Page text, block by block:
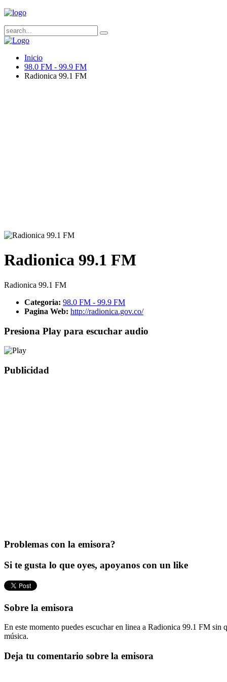
Inicio
98.0 FM - 99.9 FM
Radionica 99.1 FM
Radionica 99.1 FM
Radionica 99.1 FM
Categoria: 98.0 FM - 99.9 FM
Pagina Web: http://radionica.gov.co/
Presiona Play para escuchar audio
Publicidad
Problemas con la emisora?
Si te gusta lo que oyes, apoyanos con un like
Sobre la emisora
En este momento puedes escuchar en linea a Radionica 99.1 FM
música.
Deja tu comentario sobre la emisora